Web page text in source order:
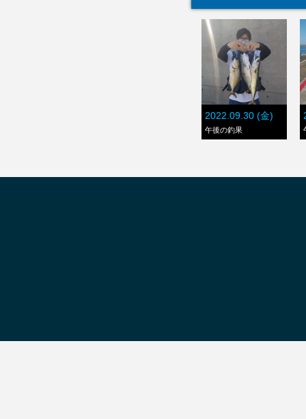
2022.09.30 (金)
午後の釣果